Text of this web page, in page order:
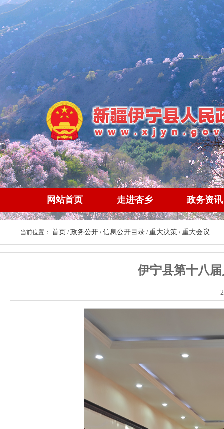
网站首页 走进杏乡 政务资讯
当前位置： 首页 /政务公开 /信息公开目录 /重大决策 /重大会议
伊宁县第十八